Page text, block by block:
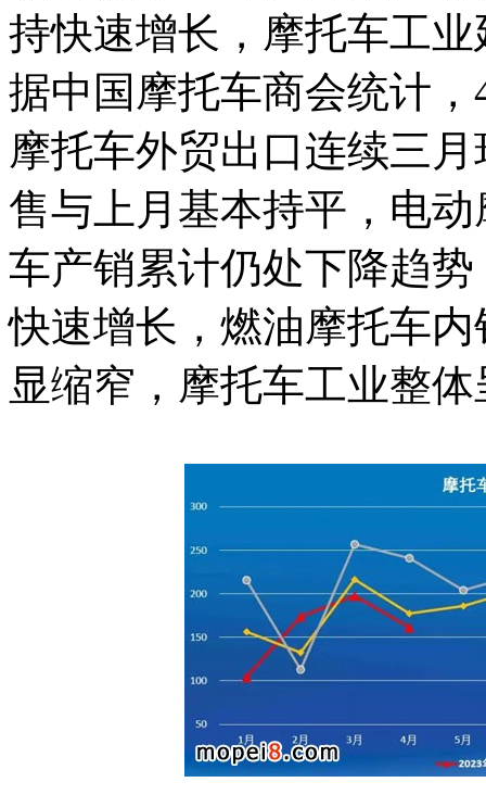
持快速增长，摩托车工
据中国摩托车商会统计
摩托车外贸出口连续三
售与上月基本持平，电
车产销累计仍处下降趋
快速增长，燃油摩托车
显缩窄，摩托车工业整